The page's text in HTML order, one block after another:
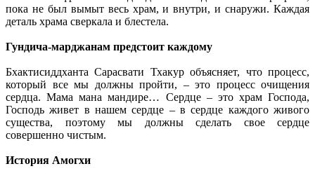
пока не был вымыт весь храм, и внутри, и снаружи. Каждая
деталь храма сверкала и блестела.
Гундича-марджанам предстоит каждому
Бхактисиддханта Сарасвати Тхакур объясняет, что процесс,
который все мы должны пройти, – это процесс очищения
сердца. Мама мана мандире… Сердце – это храм Господа,
Господь живет в нашем сердце – в сердце каждого живого
существа, поэтому мы должны сделать свое сердце
совершенно чистым.
История Амогхи